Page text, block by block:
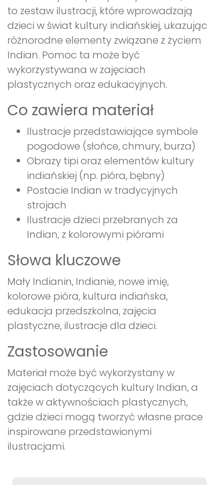
to zestaw ilustracji, które wprowadzają
dzieci w świat kultury indiańskiej, ukazując
różnorodne elementy związane z życiem
Indian. Pomoc ta może być
wykorzystywana w zajęciach
plastycznych oraz edukacyjnych.
Co zawiera materiał
Ilustracje przedstawiające symbole
pogodowe (słońce, chmury, burza)
Obrazy tipi oraz elementów kultury
indiańskiej (np. pióra, bębny)
Postacie Indian w tradycyjnych
strojach
Ilustracje dzieci przebranych za
Indian, z kolorowymi piórami
Słowa kluczowe
Mały Indianin, Indianie, nowe imię,
kolorowe pióra, kultura indiańska,
edukacja przedszkolna, zajęcia
plastyczne, ilustracje dla dzieci.
Zastosowanie
Materiał może być wykorzystany w
zajęciach dotyczących kultury Indian, a
także w aktywnościach plastycznych,
gdzie dzieci mogą tworzyć własne prace
inspirowane przedstawionymi
ilustracjami.